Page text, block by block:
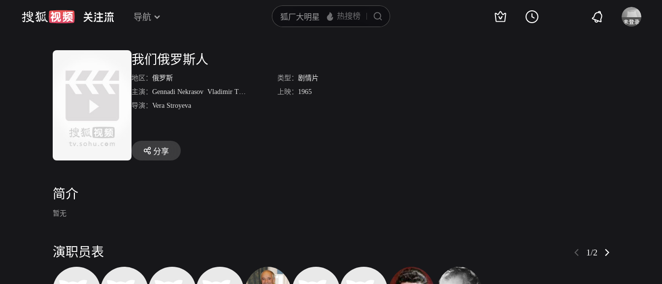
导航
我们俄罗斯人
地区： 俄罗斯 类型： 剧情片
主演： Gennadi Nekrasov Vladimir Treshchalov Dmitri Smirnov
上映： 1965
导演： Vera Stroyeva
分享
简介
暂无
演职员表 1/2